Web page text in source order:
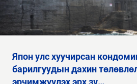
япон улс хуучирсан кондоминиум
барилгуудын дахин
эрчимжүүлэх эрх зү…